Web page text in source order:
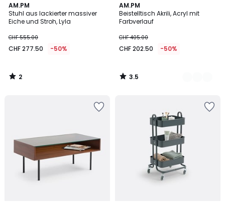
AM.PM
Stuhl aus lackierter massiver
Eiche und Stroh, Lyla
CHF 555.00
CHF 277.50 -50%
2
/
5
2
/
AM.PM
Beistelltisch Akrili, Acryl mit
Farbverlauf
CHF 405.00
CHF 202.50 -50%
3.5
/ 5
2
Farben
3.5
/